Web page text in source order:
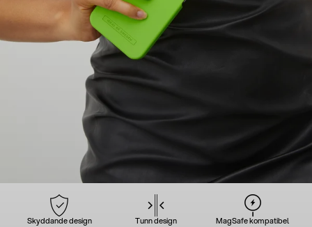
Skyddande design Tunn design MagSafe kompatibel